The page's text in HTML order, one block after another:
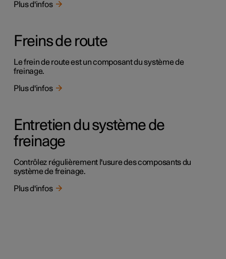
Plus d'infos
Freins de route
Le frein de route est un composant du système de
freinage.
Plus d'infos
Entretien du système de
freinage
Contrôlez régulièrement l'usure des composants du
système de freinage.
Plus d'infos